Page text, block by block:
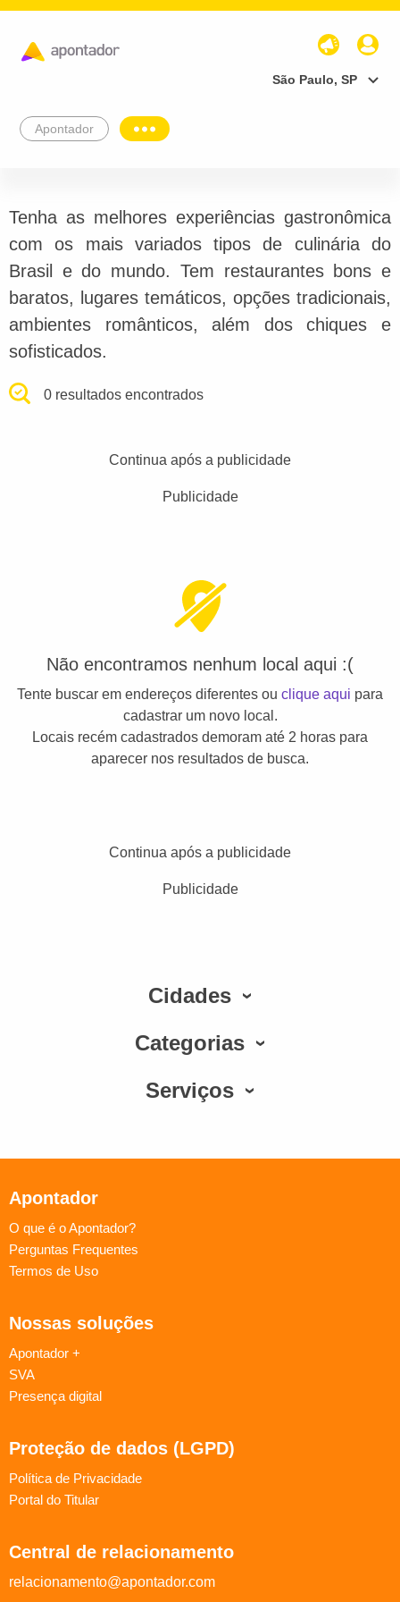
São Paulo, SP
Apontador
Tenha as melhores experiências gastronômica
com os mais variados tipos de culinária do
Brasil e do mundo. Tem restaurantes bons e
baratos, lugares temáticos, opções tradicionais,
ambientes românticos, além dos chiques e
sofisticados.
0 resultados encontrados
Continua após a publicidade
Publicidade
Não encontramos nenhum local aqui :(
Tente buscar em endereços diferentes ou clique aqui para
cadastrar um novo local.
Locais recém cadastrados demoram até 2 horas para
aparecer nos resultados de busca.
Continua após a publicidade
Publicidade
Cidades
Categorias
Serviços
Apontador
O que é o Apontador?
Perguntas Frequentes
Termos de Uso
Nossas soluções
Apontador +
SVA
Presença digital
Proteção de dados (LGPD)
Política de Privacidade
Portal do Titular
Central de relacionamento
relacionamento@apontador.com